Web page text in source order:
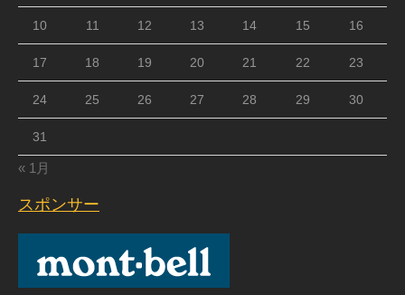
10 11 12 13 14 15 16
17 18 19 20 21 22 23
24 25 26 27 28 29 30
31
« 1月
スポンサー